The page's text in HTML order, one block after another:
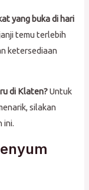
yang buka di hari
temu terlebih
ketersediaan
di Klaten?Untuk
silakan
ini.